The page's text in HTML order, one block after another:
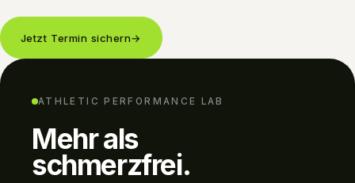
Jetzt Termin sichern→
ATHLETIC PERFORMANCE LAB
Mehr als
schmerzfrei.